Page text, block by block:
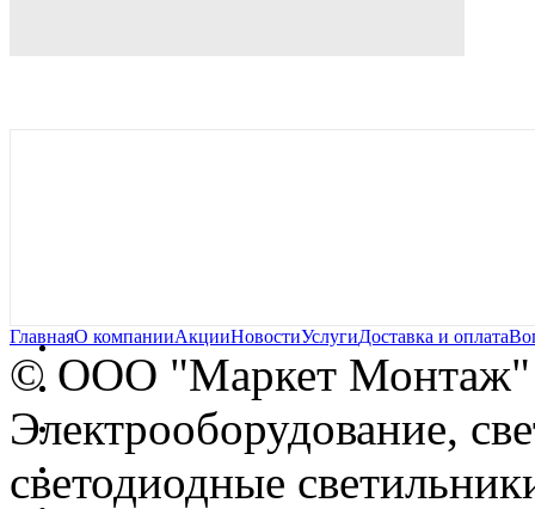
ГлавнаяО компанииАкцииНовостиУслугиДоставка и оплата
© OOO "Маркет Монтаж"
Электрооборудование,
светодиодные